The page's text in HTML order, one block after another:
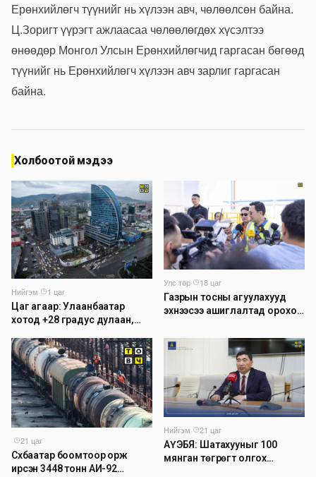
Ерөнхийлөгч түүнийг нь хүлээн авч, чөлөөлсөн байна.
Ц.Зоригт үүрэгт ажлаасаа чөлөөлөгдөх хүсэлтээ
өнөөдөр Монгол Улсын Ерөнхийлөгчид гаргасан бөгөөд
түүнийг нь Ерөнхийлөгч хүлээн авч зарлиг гаргасан
байна.
Холбоотой мэдээ
Нийгэм·
1 цаг
Цаг агаар: Улаанбаатар
хотод +28 градус дулаан,
бороо орно
Улс төр·
18 цаг
Газрын тосны агуулахууд
эхнээсээ ашиглалтад ороход
·
21 цаг
Сүхбаатар боомтоор орж
ирсэн 3448 тонн АИ-92
Нийгэм·
21 цаг
АҮЭБЯ: Шатахууныг 100
мянган төгрөгт олгох